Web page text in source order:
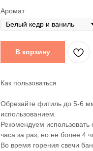
Аромат
В корзину
Как пользоваться
Обрезайте фитиль до 5-6
использованием.
Рекомендуем использовать
часа за раз, но не более 4
Во время горения свечи